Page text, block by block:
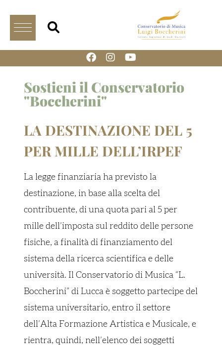
Sostieni il Conservatorio
"Boccherini"
LA DESTINAZIONE DEL 5
PER MILLE DELL’IRPEF
La legge finanziaria ha previsto la
destinazione, in base alla scelta del
contribuente, di una quota pari al 5 per
mille dell’imposta sul reddito delle persone
fisiche, a finalità di finanziamento del
sistema della ricerca scientifica e delle
università. Il Conservatorio di Musica “L.
Boccherini” di Lucca è soggetto partecipe del
sistema universitario, entro il settore
dell’Alta Formazione Artistica e Musicale, e
rientra, quindi, nell’elenco dei soggetti